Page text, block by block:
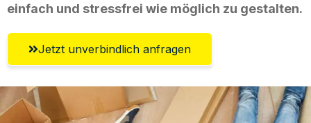
einfach und stressfrei wie möglich zu gestalten.
Jetzt unverbindlich anfragen